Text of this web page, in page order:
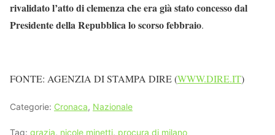
rivalidato l’atto di clemenza che era già stato concesso dal
Presidente della Repubblica lo scorso febbraio.
FONTE: AGENZIA DI STAMPA DIRE (WWW.DIRE.IT)
Categorie: Cronaca, Nazionale
Tag: grazia, nicole minetti, procura di milano